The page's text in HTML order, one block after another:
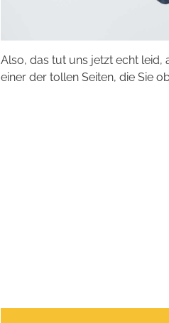
Also, das tut uns jetzt echt leid,
einer der tollen Seiten, die Sie